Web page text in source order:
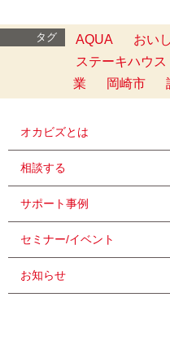
タグ AQUA おい
ステーキハウス
業
岡崎市
オカビズとは
相談する
サポート事例
セミナー/イベント
お知らせ